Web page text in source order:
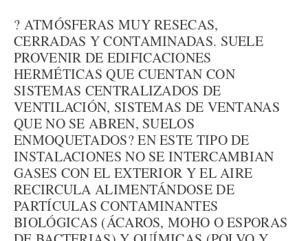
? ATMÓSFERAS MUY RESECAS,
CERRADAS Y CONTAMINADAS. SUELE
PROVENIR DE EDIFICACIONES
HERMÉTICAS QUE CUENTAN CON
SISTEMAS CENTRALIZADOS DE
VENTILACIÓN, SISTEMAS DE VENTANAS
QUE NO SE ABREN, SUELOS
ENMOQUETADOS? EN ESTE TIPO DE
INSTALACIONES NO SE INTERCAMBIAN
GASES CON EL EXTERIOR Y EL AIRE
RECIRCULA ALIMENTÁNDOSE DE
PARTÍCULAS CONTAMINANTES
BIOLÓGICAS (ÁCAROS, MOHO O ESPORAS